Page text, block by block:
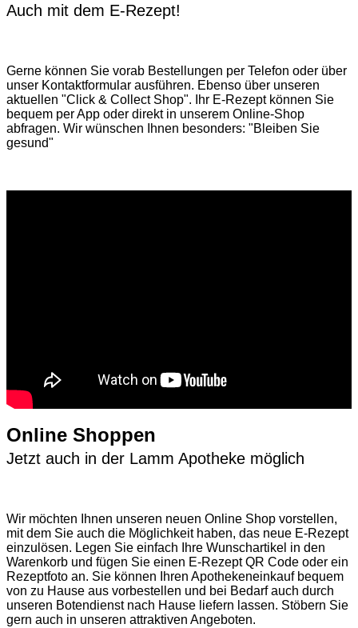
Auch mit dem E-Rezept!
Gerne können Sie vorab Bestellungen per Telefon oder über
unser Kontaktformular ausführen. Ebenso über unseren
aktuellen "Click & Collect Shop". Ihr E-Rezept können Sie
bequem per App oder direkt in unserem Online-Shop
abfragen. Wir wünschen Ihnen besonders: "Bleiben Sie
gesund"
Online Shoppen
Jetzt auch in der Lamm Apotheke möglich
Wir möchten Ihnen unseren neuen Online Shop vorstellen,
mit dem Sie auch die Möglichkeit haben, das neue E-Rezept
einzulösen. Legen Sie einfach Ihre Wunschartikel in den
Warenkorb und fügen Sie einen E-Rezept QR Code oder ein
Rezeptfoto an. Sie können Ihren Apothekeneinkauf bequem
von zu Hause aus vorbestellen und bei Bedarf auch durch
unseren Botendienst nach Hause liefern lassen. Stöbern Sie
gern auch in unseren attraktiven Angeboten.